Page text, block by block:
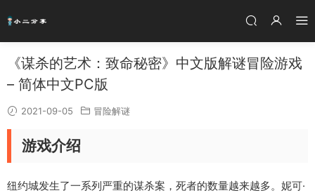
《谋杀的艺术：致命秘密》中文版解谜冒险游戏
– 简体中文PC版
2021-09-05 冒险解谜
游戏介绍
纽约城发生了一系列严重的谋杀案，死者的数量越来越多。妮可·